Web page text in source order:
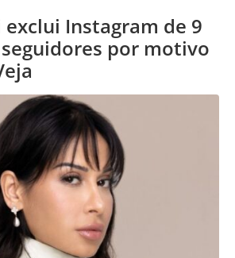
exclui Instagram de 9
por motivo